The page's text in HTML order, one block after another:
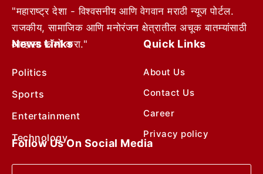
"महाराष्ट्र देशा - विश्वसनीय आणि वेगवान मराठी न्यूज पोर्टल.
राजकीय, सामाजिक आणि मनोरंजन क्षेत्रातील अचूक बातम्यांसाठी
आम्हाला फॉलो करा."
News Links
Politics
Sports
Entertainment
Technology
Quick Links
About Us
Contact Us
Career
Privacy policy
Follow Us On Social Media